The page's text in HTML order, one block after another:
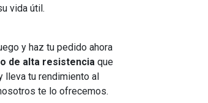
vida útil.
y haz tu pedido ahora
de alta resistencia que
lleva tu rendimiento al
te lo ofrecemos.